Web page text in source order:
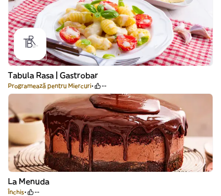
Tabula Rasa | Gastrobar
Programează pentru Miercuri --
La Menuda
Închis --